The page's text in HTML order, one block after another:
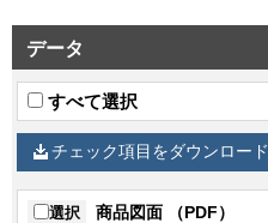
データ
すべて選択
チェック項目をダウンロード
選択 商品図面 （PDF）